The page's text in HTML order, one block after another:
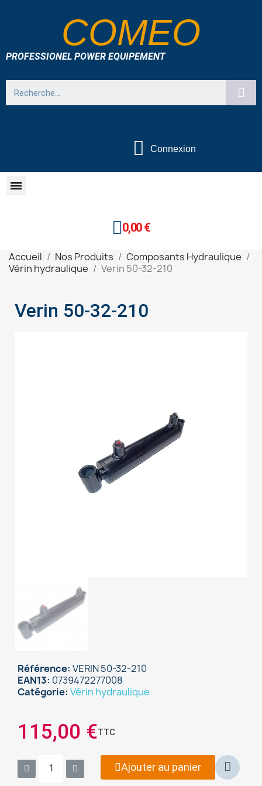
COMEO
PROFESSIONEL POWER EQUIPEMENT
Connexion
0,00 €
Accueil Nos Produits
Composants Hydraulique
Vérin hydraulique
Verin 50-32-210
Verin 50-32-210
Référence VERIN 50-32-210
EAN13 0739472277008
Catégorie Vérin hydraulique
115,00 €TTC
Ajouter au panier
Sign in
You need to be logged in to save products in your